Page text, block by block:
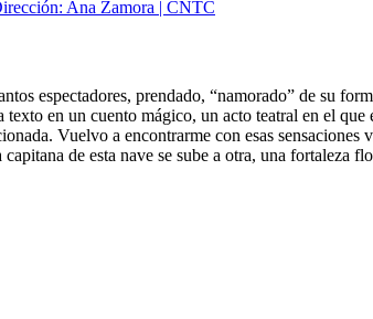
espectadores, prendado, “namorado” de su
texto en un cuento mágico, un acto teatral en el
Vuelvo a encontrarme con esas sensaciones
de esta nave se sube a otra, una fortaleza